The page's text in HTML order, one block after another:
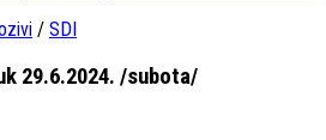
/ SDI
29.6.2024. /subota/